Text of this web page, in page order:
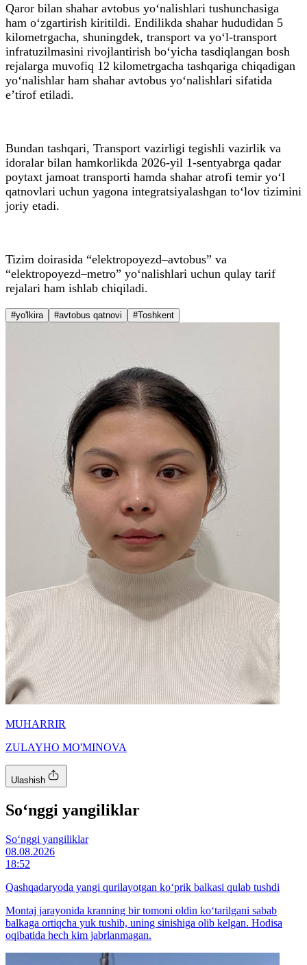
Qaror bilan shahar avtobus yo‘nalishlari tushunchasiga
ham o‘zgartirish kiritildi. Endilikda shahar hududidan 5
kilometrgacha, shuningdek, transport va yo‘l-transport
infratuzilmasini rivojlantirish bo‘yicha tasdiqlangan bosh
rejalarga muvofiq 12 kilometrgacha tashqariga chiqadigan
yo‘nalishlar ham shahar avtobus yo‘nalishlari sifatida
e’tirof etiladi.
Bundan tashqari, Transport vazirligi tegishli vazirlik va
idoralar bilan hamkorlikda 2026-yil 1-sentyabrga qadar
poytaxt jamoat transporti hamda shahar atrofi temir yo‘l
qatnovlari uchun yagona integratsiyalashgan to‘lov tizimini
joriy etadi.
Tizim doirasida “elektropoyezd–avtobus” va
“elektropoyezd–metro” yo‘nalishlari uchun qulay tarif
rejalari ham ishlab chiqiladi.
#yo'lkira #avtobus qatnovi #Toshkent
MUHARRIR
ZULAYHO MO'MINOVA
Ulashish
So‘nggi yangiliklar
So‘nggi yangiliklar
08.08.2026
18:52
Qashqadaryoda yangi qurilayotgan ko‘prik balkasi qulab tushdi
Montaj jarayonida kranning bir tomoni oldin ko‘tarilgani sabab
balkaga ortiqcha yuk tushib, uning sinishiga olib kelgan. Hodisa
oqibatida hech kim jabrlanmagan.